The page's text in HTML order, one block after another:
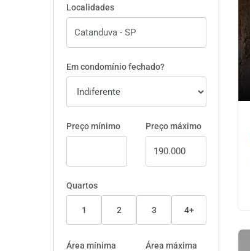
Localidades
Em condomínio fechado?
Preço mínimo Preço máximo
Quartos
1 2 3 4+
Área mínima Área máxima